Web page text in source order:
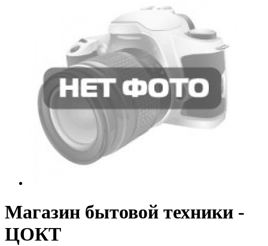
Магазин бытовой техники -
ЦОКТ